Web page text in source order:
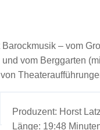
– vom
vom Berggarten
Produzent: Horst
Länge: 19:48